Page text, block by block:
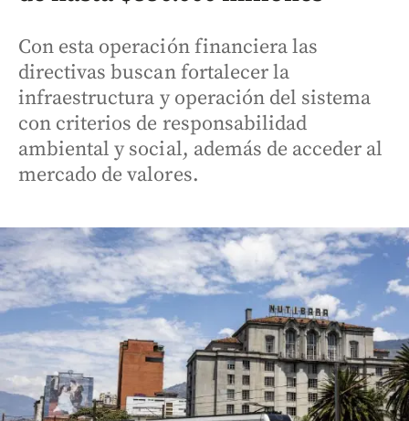
Con esta operación financiera las
directivas buscan fortalecer la
infraestructura y operación del sistema
con criterios de responsabilidad
ambiental y social, además de acceder al
mercado de valores.